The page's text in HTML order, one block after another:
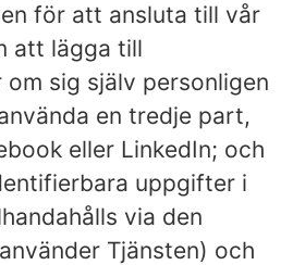
för att ansluta till vår
att lägga till
sig själv personligen
en tredje part,
eller LinkedIn; och
uppgifter i
via den
Tjänsten) och